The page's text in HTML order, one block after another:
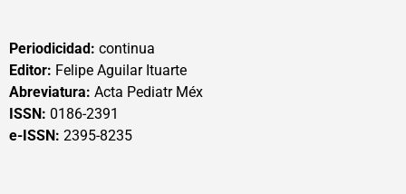
Periodicidad: continua
Editor: Felipe Aguilar Ituarte
Abreviatura: Acta Pediatr Méx
ISSN: 0186-2391
e-ISSN: 2395-8235